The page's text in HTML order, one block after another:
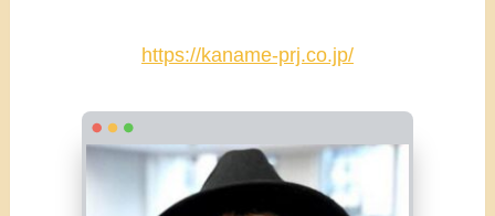
https://kaname-prj.co.jp/